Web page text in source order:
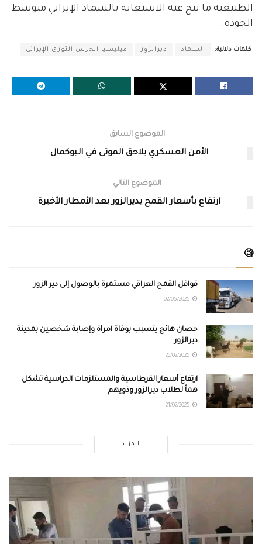
الطبيعية ما نتج عنه الاستعانة بالسماد الإيراني متوسط
الجودة.
كلمات دلالية: السماد ديرالزور ميليشيا الحرس الثوري الإيراني
الموضوع السابق
الأمن العسكري يلاحق الموتى في البوكمال
الموضوع التالي
ارتفاع بأسعار القمح بديرالزور بعد الأمطار الأخيرة
🧐
قوافل القمح العراقي مستمرة بالوصول إلى دير الزور
حصان هائج يتسبب بوفاة امرأة وإصابة شخصين بمدينة
ديرالزور
ارتفاع أسعار القرطاسية والمستلزمات الدراسية تشكل
هماً لطلاب ديرالزور وذويهم
المزيد